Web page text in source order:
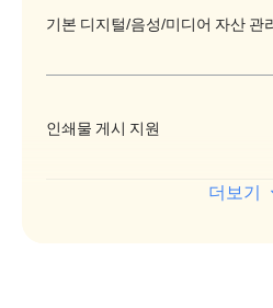
텐츠 제작을 위한 블
게시 관련 기본적인
WordPress VIP를
기능 등 좀 더 발전된
볼 수 없습니다. 공
WordPress 플러그
기본 디지털/음성/미디어 자산 관
인쇄물 게시 지원
더보기